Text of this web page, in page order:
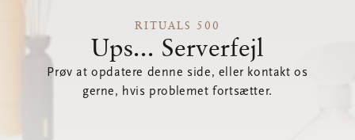
RITUALS 500
Ups... Serverfejl
Prøv at opdatere denne side, eller kontakt os
gerne, hvis problemet fortsætter.